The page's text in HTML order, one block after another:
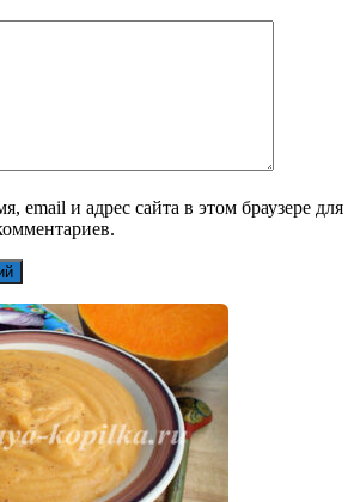
email и адрес сайта в этом браузере для